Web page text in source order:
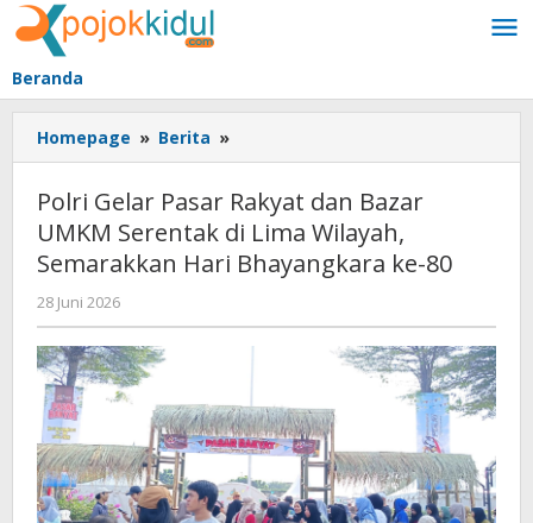
Lewati
ke
konten
Beranda
Homepage » Berita »
Gelar
Rakyat
dan
Bazar
UMKM
di
Semarakkan
Hari
Bhayangkara
ke-
80
Polri Gelar Pasar Rakyat dan Bazar
UMKM Serentak di Lima Wilayah,
Semarakkan Hari Bhayangkara ke-80
28 Juni 2026
BangAdmin